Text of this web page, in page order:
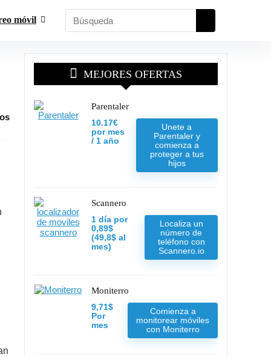
móvil
MEJORES OFERTAS
Parentaler
10.17€
por mes
/ 1 año
Unete a
Parentaler y
comienza a
proteger a tus
hijos
Scannero
1 día por
0,89$
(49,8$ al
mes)
Localiza un
número de
teléfono con
Scannero.io
Moniterro
9,71$
Por
mes
Comienza a
monitorear móviles
con Moniterro